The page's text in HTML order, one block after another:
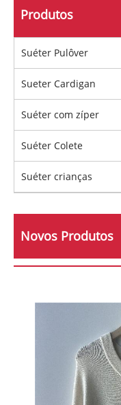
Produtos
Suéter Pulôver
Sueter Cardigan
Suéter com zíper
Suéter Colete
Suéter crianças
Novos Produtos